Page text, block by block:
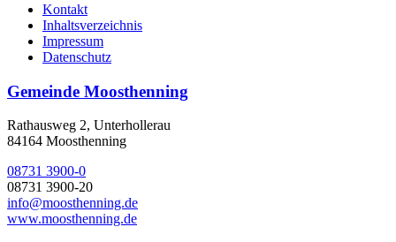
Kontakt
Inhaltsverzeichnis
Impressum
Datenschutz
Gemeinde Moosthenning
Rathausweg 2, Unterhollerau
84164 Moosthenning
08731 3900-0
08731 3900-20
info@moosthenning.de
www.moosthenning.de